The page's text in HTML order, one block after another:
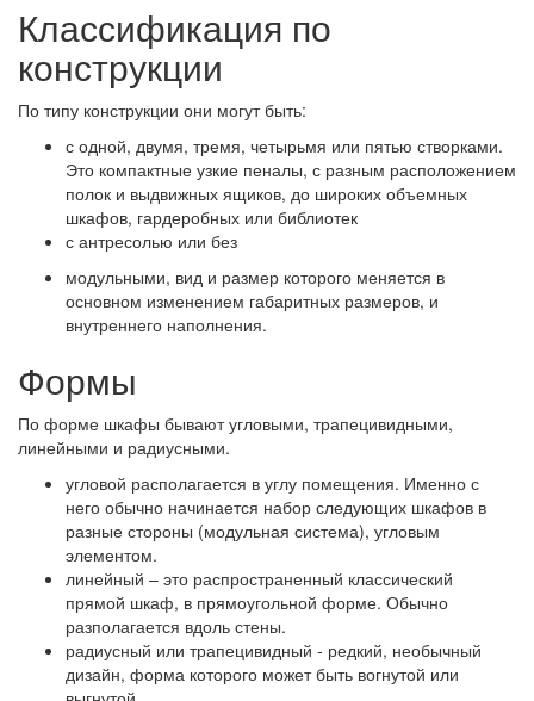
Классификация по
конструкции
По типу конструкции они могут быть:
с одной, двумя, тремя, четырьмя или пятью створками.
Это компактные узкие пеналы, с разным расположением
полок и выдвижных ящиков, до широких объемных
шкафов, гардеробных или библиотек
с антресолью или без
модульными, вид и размер которого меняется в
основном изменением габаритных размеров, и
внутреннего наполнения.
Формы
По форме шкафы бывают угловыми, трапецивидными,
линейными и радиусными.
угловой располагается в углу помещения. Именно с
него обычно начинается набор следующих шкафов в
разные стороны (модульная система), угловым
элементом.
линейный – это распространенный классический
прямой шкаф, в прямоугольной форме. Обычно
разполагается вдоль стены.
радиусный или трапецивидный - редкий, необычный
дизайн, форма которого может быть вогнутой или